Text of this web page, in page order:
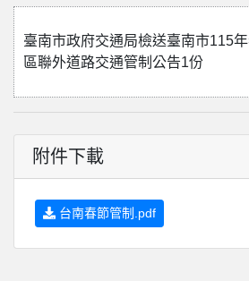
臺南市政府交通局檢送臺南市115
區聯外道路交通管制公告1份
附件下載
台南春節管制.pdf